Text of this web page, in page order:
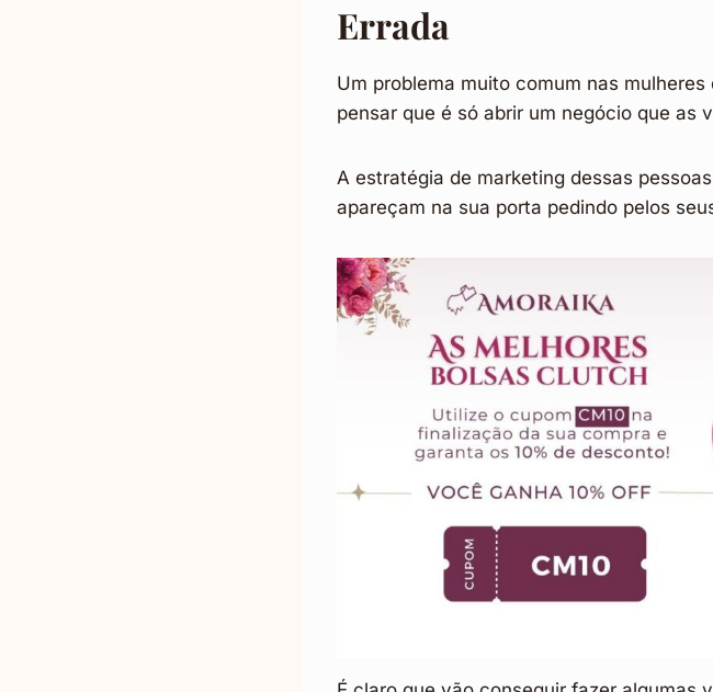
Errada
Um problema muito comum nas
pensar que é só abrir um negócio que as
A estratégia de marketing dessas
apareçam na sua porta pedindo pelos